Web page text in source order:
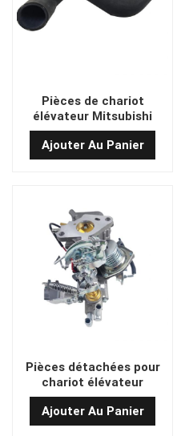
Pièces de chariot
élévateur Mitsubishi
Ajouter Au Panier
Pièces détachées pour
chariot élévateur
K21/H15 : carburateur à
refroidissement par eau
à température contrôlée
Ajouter Au Panier